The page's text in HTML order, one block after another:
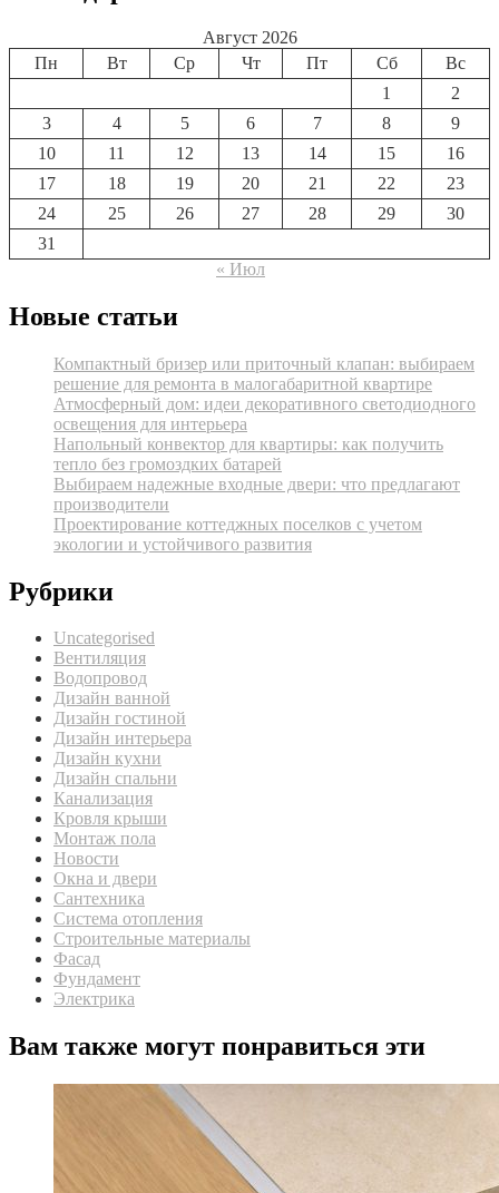
Август 2026
Пн
Вт Ср Чт Пт Сб
Вс
1
2
3
4 5 6 7 8
9
10
11 12 13 14 15
16
17
18 19 20 21 22
23
24
25 26 27 28 29
30
31
« Июл
Новые статьи
Компактный бризер или приточный клапан: выбираем
решение для ремонта в малогабаритной квартире
Атмосферный дом: идеи декоративного светодиодного
освещения для интерьера
Напольный конвектор для квартиры: как получить
тепло без громоздких батарей
Выбираем надежные входные двери: что предлагают
производители
Проектирование коттеджных поселков с учетом
экологии и устойчивого развития
Рубрики
Uncategorised
Вентиляция
Водопровод
Дизайн ванной
Дизайн гостиной
Дизайн интерьера
Дизайн кухни
Дизайн спальни
Канализация
Кровля крыши
Монтаж пола
Новости
Окна и двери
Сантехника
Система отопления
Строительные материалы
Фасад
Фундамент
Электрика
Вам также могут понравиться эти